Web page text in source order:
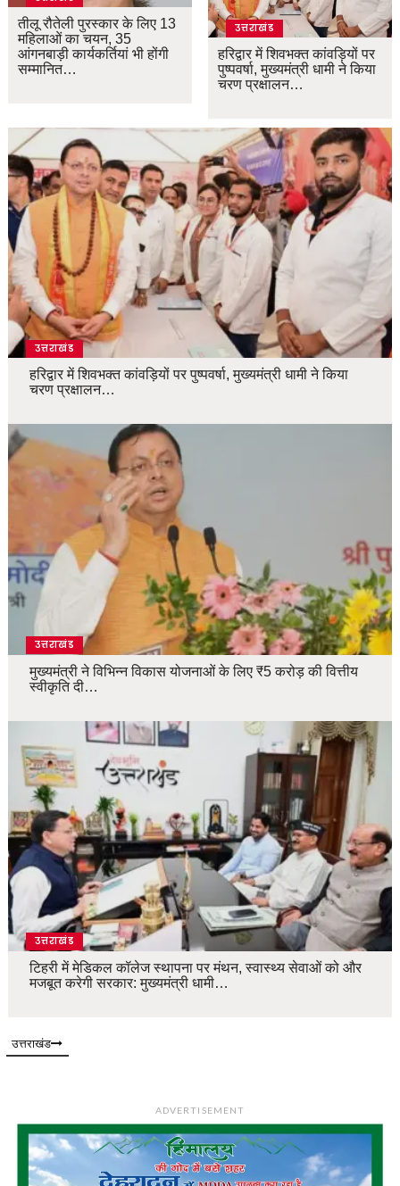
तीलू रौतेली पुरस्कार के लिए 13
महिलाओं का चयन, 35
आंगनबाड़ी कार्यकर्तियां भी होंगी
सम्मानित…
उत्तराखंड
हरिद्वार में शिवभक्त कांवड़ियों पर
पुष्पवर्षा, मुख्यमंत्री धामी ने किया
चरण प्रक्षालन…
उत्तराखंड
हरिद्वार में शिवभक्त कांवड़ियों पर पुष्पवर्षा, मुख्यमंत्री धामी ने किया
चरण प्रक्षालन…
उत्तराखंड
मुख्यमंत्री ने विभिन्न विकास योजनाओं के लिए ₹5 करोड़ की वित्तीय
स्वीकृति दी…
उत्तराखंड
टिहरी में मेडिकल कॉलेज स्थापना पर मंथन, स्वास्थ्य सेवाओं को और
मजबूत करेगी सरकार: मुख्यमंत्री धामी…
उत्तराखंड
ADVERTISEMENT